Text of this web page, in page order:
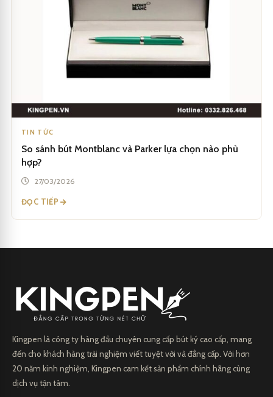
TIN TỨC
So sánh bút Montblanc và Parker lựa chọn nào phù
hợp?
27/03/2026
ĐỌC TIẾP
Kingpen là công ty hàng đầu chuyên cung cấp bút ký cao cấp, mang
đến cho khách hàng trải nghiệm viết tuyệt vời và đẳng cấp. Với hơn
20 năm kinh nghiệm, Kingpen cam kết sản phẩm chính hãng cùng
dịch vụ tận tâm.